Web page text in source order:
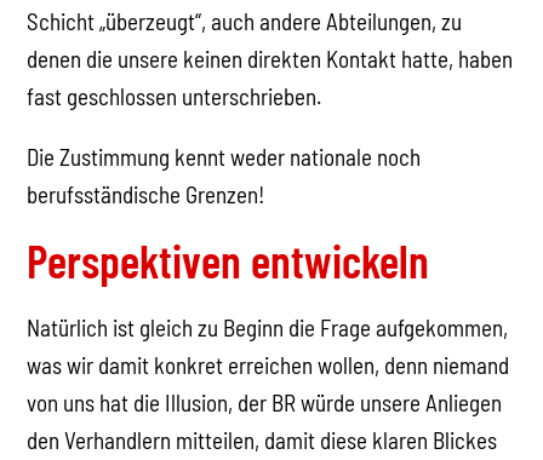
Schicht „überzeugt“, auch andere Abteilungen, zu
denen die unsere keinen direkten Kontakt hatte, haben
fast geschlossen unterschrieben.
Die Zustimmung kennt weder nationale noch
berufsständische Grenzen!
Perspektiven entwickeln
Natürlich ist gleich zu Beginn die Frage aufgekommen,
was wir damit konkret erreichen wollen, denn niemand
von uns hat die Illusion, der BR würde unsere Anliegen
den Verhandlern mitteilen, damit diese klaren Blickes